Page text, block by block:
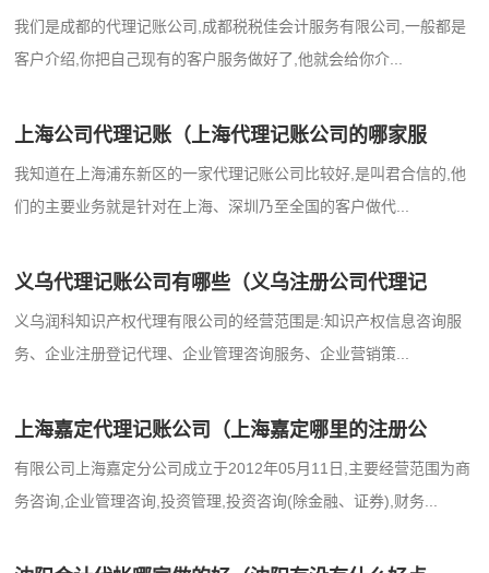
我们是成都的代理记账公司,成都税税佳会计服务有限公司,一般都是
客户介绍,你把自己现有的客户服务做好了,他就会给你介...
上海公司代理记账（上海代理记账公司的哪家服
我知道在上海浦东新区的一家代理记账公司比较好,是叫君合信的,他
们的主要业务就是针对在上海、深圳乃至全国的客户做代...
义乌代理记账公司有哪些（义乌注册公司代理记
义乌润科知识产权代理有限公司的经营范围是:知识产权信息咨询服
务、企业注册登记代理、企业管理咨询服务、企业营销策...
上海嘉定代理记账公司（上海嘉定哪里的注册公
有限公司上海嘉定分公司成立于2012年05月11日,主要经营范围为商
务咨询,企业管理咨询,投资管理,投资咨询(除金融、证券),财务...